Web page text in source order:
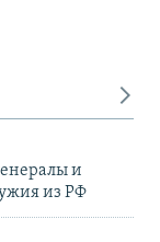
и
из РФ